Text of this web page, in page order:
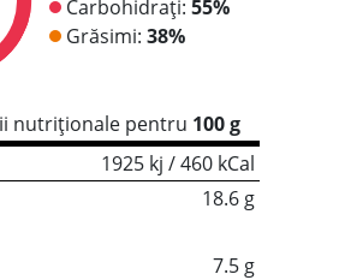
Carbohidrați: 55%
Grăsimi: 38%
nutriționale pentru 100 g
1925 kj / 460 kCal
18.6 g
7.5 g